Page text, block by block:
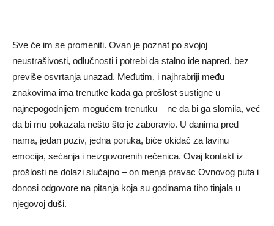
Sve će im se promeniti. Ovan je poznat po svojoj
neustrašivosti, odlučnosti i potrebi da stalno ide napred, bez
previše osvrtanja unazad. Međutim, i najhrabriji među
znakovima ima trenutke kada ga prošlost sustigne u
najnepogodnijem mogućem trenutku – ne da bi ga slomila, već
da bi mu pokazala nešto što je zaboravio. U danima pred
nama, jedan poziv, jedna poruka, biće okidač za lavinu
emocija, sećanja i neizgovorenih rečenica. Ovaj kontakt iz
prošlosti ne dolazi slučajno – on menja pravac Ovnovog puta i
donosi odgovore na pitanja koja su godinama tiho tinjala u
njegovoj duši.